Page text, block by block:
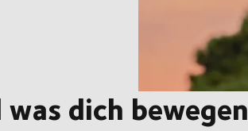
dich bewegen